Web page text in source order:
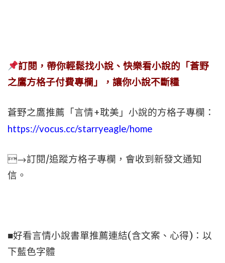
訂閱，帶你輕鬆找小說、快樂看小說的「蒼野
之鷹方格子付費專欄」，讓你小說不斷糧
蒼野之鷹推薦「言情+耽美」小說的方格子專欄：
https://vocus.cc/starryeagle/home
→訂閱/追蹤方格子專欄，會收到新發文通知
信。
■好看言情小說書單推薦連結(含文案、心得)：以
下藍色字體